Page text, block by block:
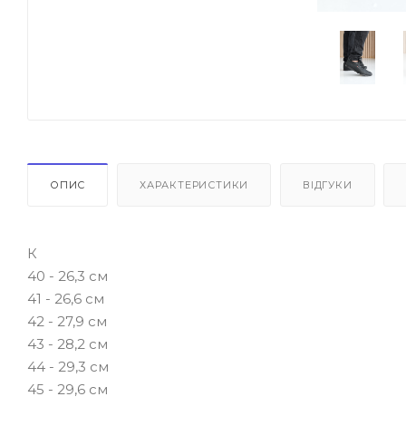
ОПИС ХАРАКТЕРИСТИКИ ВІДГУКИ
К
40 - 26,3 см
41 - 26,6 см
42 - 27,9 см
43 - 28,2 см
44 - 29,3 см
45 - 29,6 см